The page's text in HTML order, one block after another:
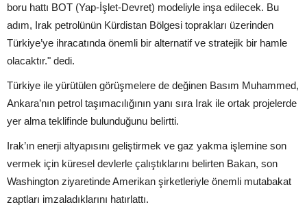
boru hattı BOT (Yap-İşlet-Devret) modeliyle inşa edilecek. Bu
adım, Irak petrolünün Kürdistan Bölgesi toprakları üzerinden
Türkiye’ye ihracatında önemli bir alternatif ve stratejik bir hamle
olacaktır." dedi.
Türkiye ile yürütülen görüşmelere de değinen Basım Muhammed,
Ankara’nın petrol taşımacılığının yanı sıra Irak ile ortak projelerde
yer alma teklifinde bulunduğunu belirtti.
Irak’ın enerji altyapısını geliştirmek ve gaz yakma işlemine son
vermek için küresel devlerle çalıştıklarını belirten Bakan, son
Washington ziyaretinde Amerikan şirketleriyle önemli mutabakat
zaptları imzaladıklarını hatırlattı.